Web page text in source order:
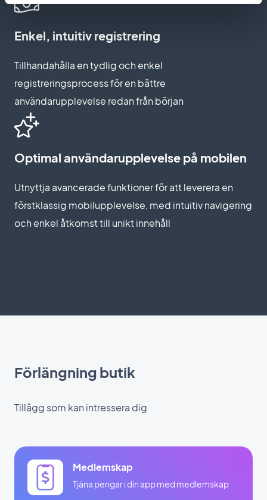
Enkel, intuitiv registrering
Tillhandahålla en tydlig och enkel
registreringsprocess för en bättre
användarupplevelse redan från början
Optimal användarupplevelse på mobilen
Utnyttja avancerade funktioner för att leverera en
förstklassig mobilupplevelse, med intuitiv navigering
och enkel åtkomst till unikt innehåll
Förlängning butik
Tillägg som kan intressera dig
Medlemskap
Tjäna pengar i din app med medlemskap